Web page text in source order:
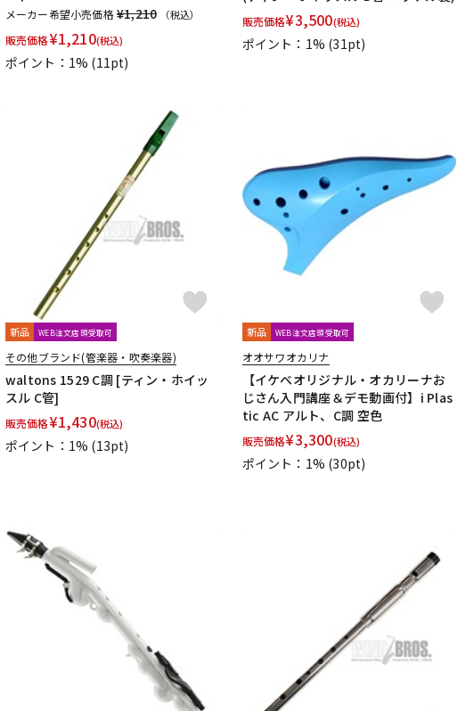
Frate Precision Shastock BORGANI New York Stage 1
メーカー希望小売価格¥1,210 （税込）
販売価格¥1,210(税込)
ポイント：1% (11pt)
販売価格¥3,500(税込)
ポイント：1% (31pt)
新品 WEB注文店頭受取可
その他ブランド(管楽器・吹奏楽器)
waltons 1529 C調 [ティン・ホイッ
スル C管]
販売価格¥1,430(税込)
ポイント：1% (13pt)
新品 WEB注文店頭受取可
オオサワオカリナ
【イケベオリジナル・オカリーナお
じさん入門講座＆デモ動画付】i Plas
tic AC アルト、C調 空色
販売価格¥3,300(税込)
ポイント：1% (30pt)